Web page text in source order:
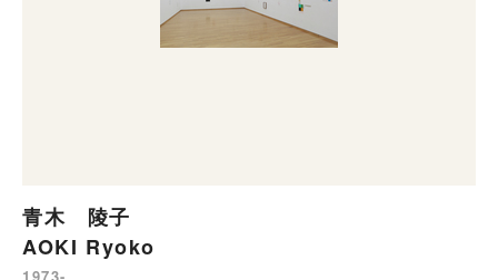
青木 陵子
AOKI Ryoko